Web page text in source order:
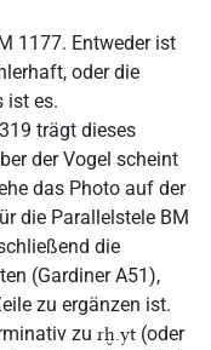
1177. Entweder ist
oder die
ist es.
trägt dieses
der Vogel scheint
das Photo auf der
die Parallelstele BM
die
(Gardiner A51),
zu ergänzen ist.
zu rḫ.yt (oder